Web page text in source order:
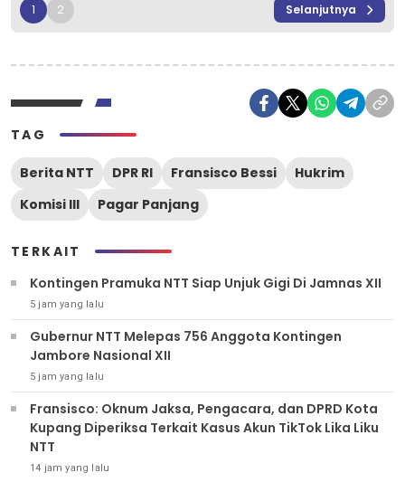
1 2 Selanjutnya
TAG
Berita NTT DPR RI Fransisco Bessi
Hukrim
Komisi III
Pagar Panjang
TERKAIT
Kontingen Pramuka NTT Siap Unjuk Gigi Di Jamnas XII
5 jam yang lalu
Gubernur NTT Melepas 756 Anggota Kontingen
Jambore Nasional XII
5 jam yang lalu
Fransisco: Oknum Jaksa, Pengacara, dan DPRD Kota
Kupang Diperiksa Terkait Kasus Akun TikTok Lika Liku
NTT
14 jam yang lalu